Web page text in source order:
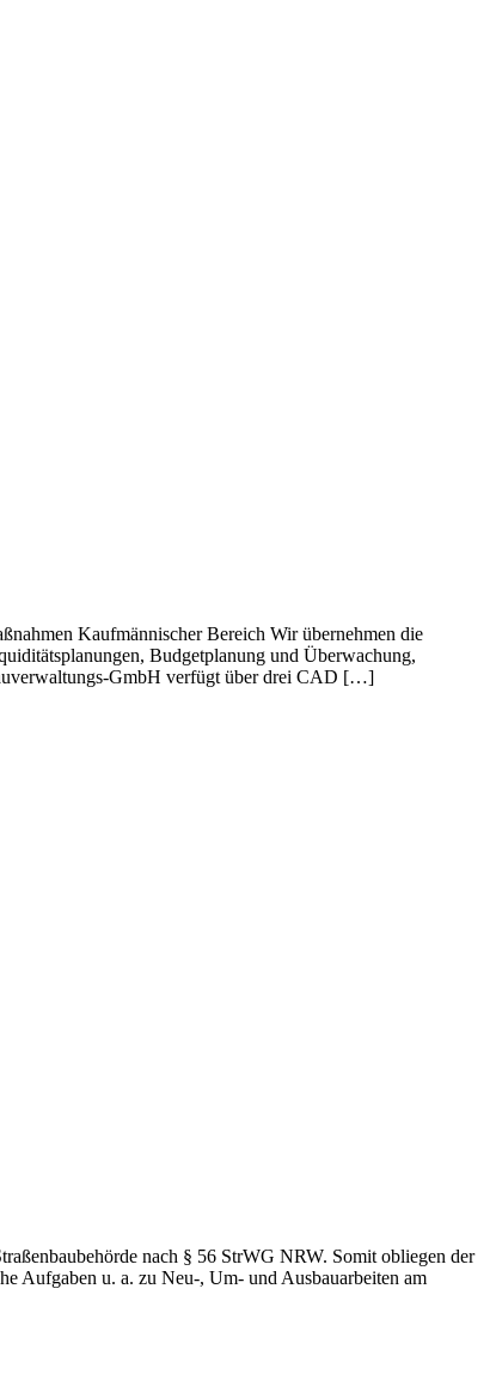
Kaufmännischer Bereich Wir übernehmen die
Budgetplanung und Überwachung,
GmbH verfügt über drei CAD […]
nach § 56 StrWG NRW. Somit obliegen der
Aufgaben u. a. zu Neu-, Um- und Ausbauarbeiten am